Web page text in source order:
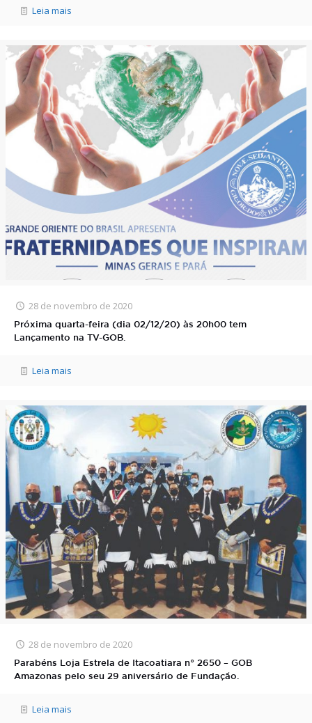
Leia mais
28 de novembro de 2020
Próxima quarta-feira (dia 02/12/20) às 20h00 tem
Lançamento na TV-GOB.
Leia mais
28 de novembro de 2020
Parabéns Loja Estrela de Itacoatiara n° 2650 – GOB
Amazonas pelo seu 29 aniversário de Fundação.
Leia mais